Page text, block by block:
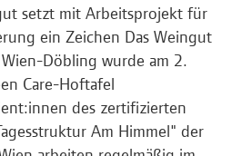
setzt mit Arbeitsprojekt für
ein Zeichen Das Weingut
Döbling wurde am 2.
Care-Hoftafel
des zertifizierten
Am Himmel" der